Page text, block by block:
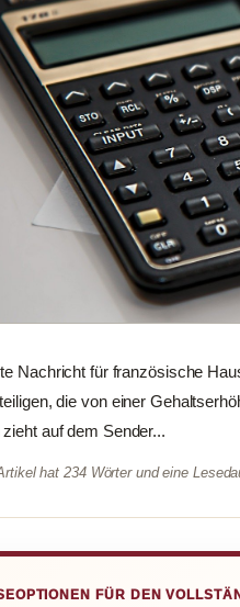
Nachricht für französische
die von einer
zieht auf dem Sender...
hat 234 Wörter und eine
FÜR DEN